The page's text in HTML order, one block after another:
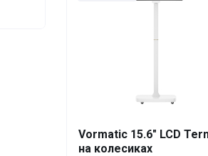
Vormatic 15.6" LCD
на колесиках
1+ 0%